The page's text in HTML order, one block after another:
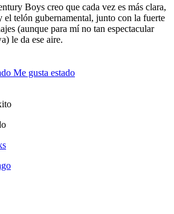
Boys creo que cada vez es más clara,
el telón gubernamental, junto con la fuerte
(aunque para mí no tan espectacular
le da ese aire.
Me gusta estado